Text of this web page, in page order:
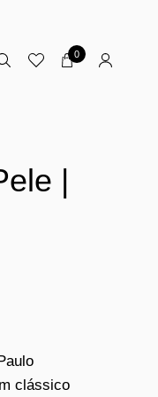
0
|
clássico